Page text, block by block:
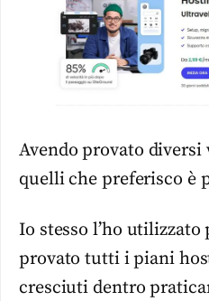
Avendo provato
quelli che preferisco è
Io stesso l’ho
provato tutti i piani
cresciuti dentro